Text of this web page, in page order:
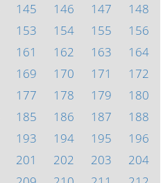
145 146 147
148
153 154 155
156
161 162 163
164
169 170 171
172
177 178 179
180
185 186 187
188
193 194 195
196
201 202 203
204